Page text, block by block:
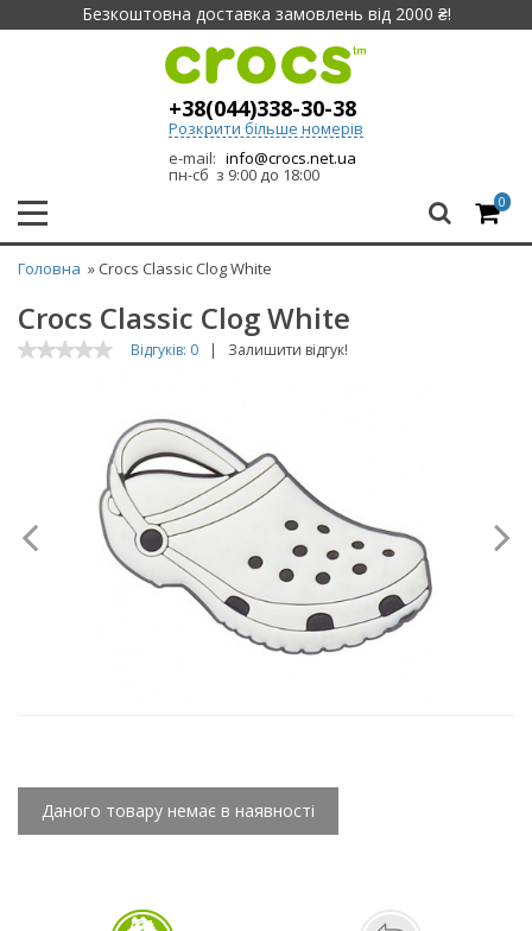
Безкоштовна доставка замовлень від 2000 ₴!
+38(044)338-30-38
Розкрити більше номерів
e-mail: info@crocs.net.ua
пн-сб з 9:00 до 18:00
0
Головна » Crocs Classic Clog White
Crocs Classic Clog White
Відгуків: 0 | Залишити відгук!
Даного товару немає в наявності